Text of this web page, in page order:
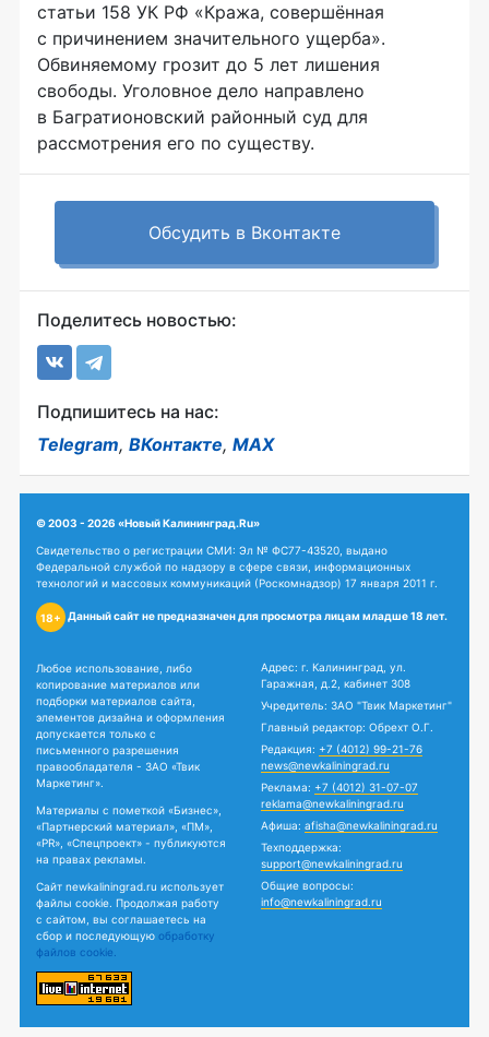
статьи 158 УК РФ «Кража, совершённая
с причинением значительного ущерба».
Обвиняемому грозит до 5 лет лишения
свободы. Уголовное дело направлено
в Багратионовский районный суд для
рассмотрения его по существу.
Обсудить в Вконтакте
Поделитесь новостью:
Подпишитесь на нас:
Telegram, ВКонтакте, MAX
© 2003 - 2026 «Новый Калининград.Ru»
Свидетельство о регистрации СМИ: Эл № ФС77-43520, выдано
Федеральной службой по надзору в сфере связи, информационных
технологий и массовых коммуникаций (Роскомнадзор) 17 января 2011 г.
18+ Данный сайт не предназначен для просмотра лицам младше 18 лет.
Любое использование, либо
копирование материалов или
подборки материалов сайта,
элементов дизайна и оформления
допускается только с
письменного разрешения
правообладателя - ЗАО «Твик
Маркетинг».
Материалы с пометкой «Бизнес»,
«Партнерский материал», «ПМ»,
«PR», «Спецпроект» - публикуются
на правах рекламы.
Сайт newkaliningrad.ru использует
файлы cookie. Продолжая работу
с сайтом, вы соглашаетесь на
сбор и последующую обработку
файлов cookie.
Адрес: г. Калининград, ул.
Гаражная, д.2, кабинет 308
Учредитель: ЗАО "Твик Маркетинг"
Главный редактор: Обрехт О.Г.
Редакция: +7 (4012) 99-21-76
news@newkaliningrad.ru
Реклама: +7 (4012) 31-07-07
reklama@newkaliningrad.ru
Афиша: afisha@newkaliningrad.ru
Техподдержка:
support@newkaliningrad.ru
Общие вопросы:
info@newkaliningrad.ru